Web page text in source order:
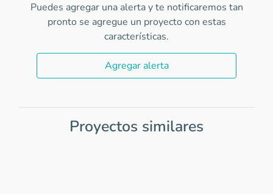
Puedes agregar una alerta y te notificaremos tan
pronto se agregue un proyecto con estas
características.
Agregar alerta
Proyectos similares